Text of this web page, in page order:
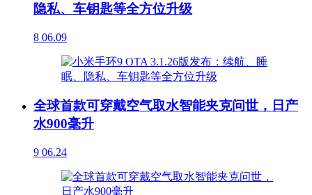
隐私、车钥匙等全方位升级
8 06.09
全球首款可穿戴空气取水智能夹克问世，日产
水900毫升
9 06.24